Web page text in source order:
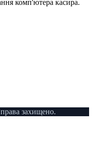
комп'ютера касира.
захищено.